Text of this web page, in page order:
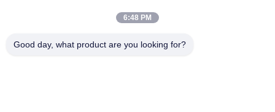
6:48 PM
Good day, what product are you looking for?